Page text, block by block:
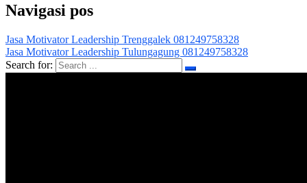
Navigasi pos
Jasa Motivator Leadership Trenggalek 081249758328
Jasa Motivator Leadership Tulungagung 081249758328
Search for: